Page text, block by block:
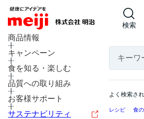
検索
商品情報
キャンペーン
食を知る・楽しむ
品質への取り組み
お客様サポート
サステナビリティ
よく検索さ
レシピ 食